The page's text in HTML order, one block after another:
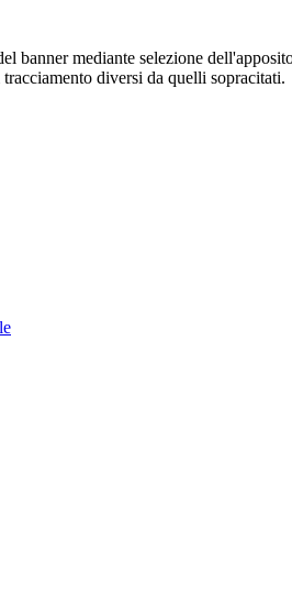
banner mediante selezione
diversi da quelli sopracitati.